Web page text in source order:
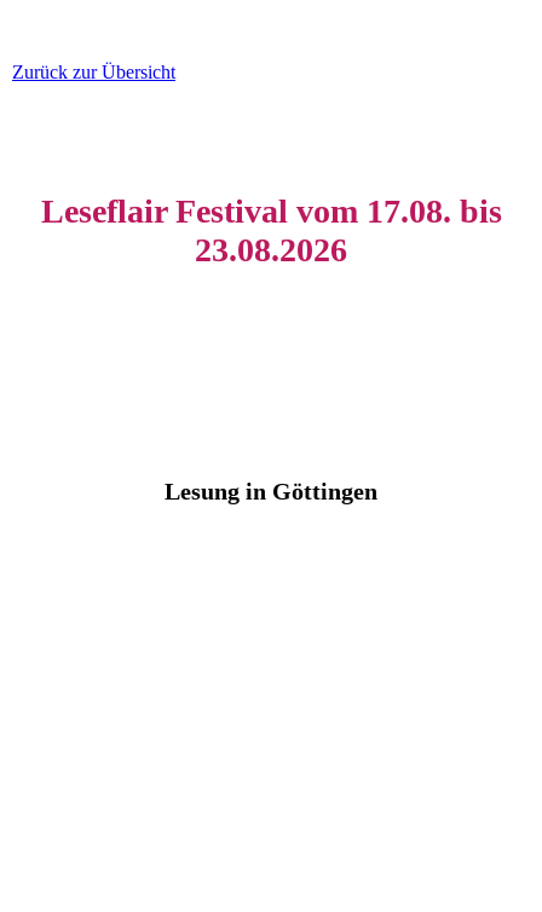
Zurück zur Übersicht
Leseflair Festival vom 17.08. bis
23.08.2026
Lesung in Göttingen